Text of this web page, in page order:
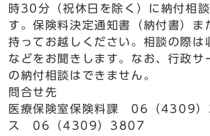
時30分（祝休日を除く）に納付相
す。保険料決定通知書（納付書）ま
持ってお越しください。相談の際は
などをお聞きします。なお、行政サ
の納付相談はできません。
問合せ先
医療保険室保険料課 06（4309
ス 06（4309）3807